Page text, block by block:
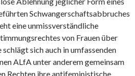
Schwangerschaftsabbruches
eine unmissverständliche
von Frauen über
sich auch in umfassenden
ALfA unter anderem gemeinsam
Rechten ihre antifeministische